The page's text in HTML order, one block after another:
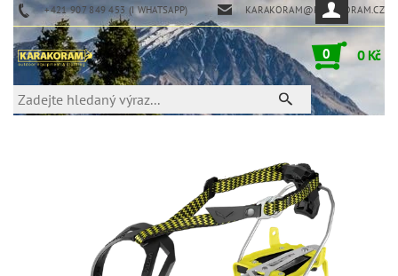
+421 907 849 453 (I WHATSAPP) KARAKORAM@KARAKORAM.CZ
0 0 Kč